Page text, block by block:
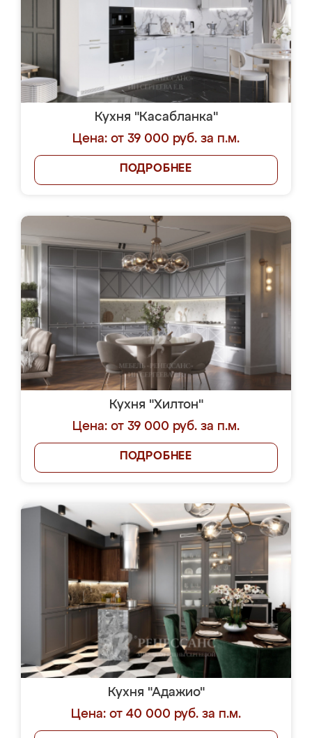
Кухня "Касабланка"
Цена: от 39 000 руб. за п.м.
ПОДРОБНЕЕ
Кухня "Хилтон"
Цена: от 39 000 руб. за п.м.
ПОДРОБНЕЕ
Кухня "Адажио"
Цена: от 40 000 руб. за п.м.